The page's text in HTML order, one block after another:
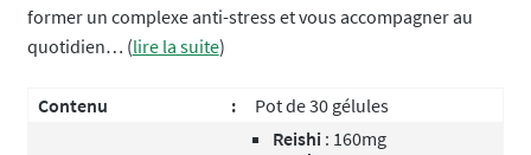
former un complexe anti-stress et vous accompagner au
quotidien… (lire la suite)
Contenu : Pot de 30 gélules
Reishi : 160mg